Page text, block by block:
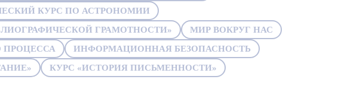
КУРС ПО АСТРОНОМИИ
ГРАМОТНОСТИ»
МИР ВОКРУГ НАС
ПРОЦЕССА
ИНФОРМАЦИОННАЯ БЕЗОПАСНОСТЬ
КУРС «ИСТОРИЯ ПИСЬМЕННОСТИ»